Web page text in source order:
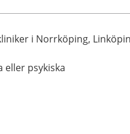
i Norrköping,
eller psykiska